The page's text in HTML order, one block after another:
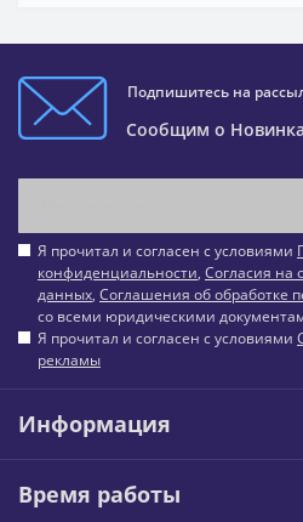
Подпишитесь на
Сообщим о
Я прочитал и согласен с условиями
конфиденциальности, Согласия на
данных, Соглашения об обработке
со всеми юридическими
Я прочитал и согласен с условиями
рекламы
Информация
Время работы